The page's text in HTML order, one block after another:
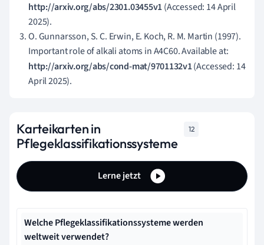
http://arxiv.org/abs/2301.03455v1(Accessed: 14 April
2025).
O. Gunnarsson, S. C. Erwin, E. Koch, R. M. Martin (1997).
Important role of alkali atoms in A4C60. Available at:
http://arxiv.org/abs/cond-mat/9701132v1(Accessed: 14
April 2025).
Karteikarten in
Pflegeklassifikationssysteme
12
Lerne jetzt
Welche Pflegeklassifikationssysteme werden
weltweit verwendet?